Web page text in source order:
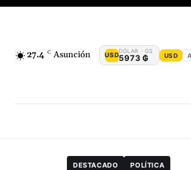
27.4 C Asunción USD
DÓLAR · GS
5973 ₲ USD
DESTACADO POLÍTICA